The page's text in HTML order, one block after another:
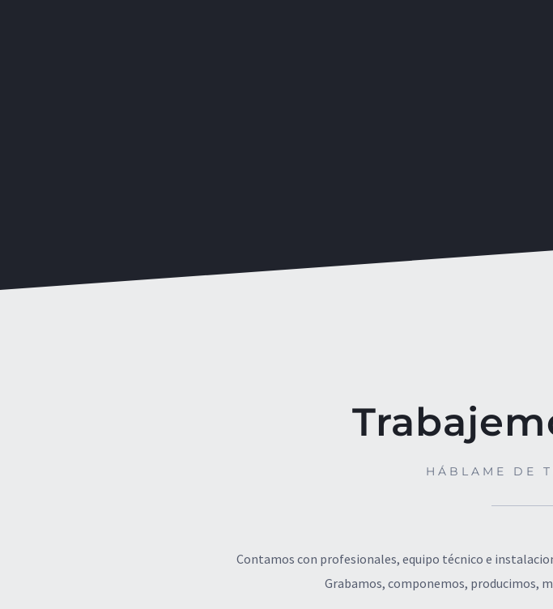
HÁBLAME DE
Contamos con profesionales, equipo técnico e
Grabamos, componemos, producimos,